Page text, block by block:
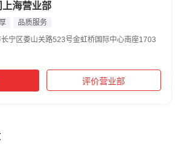
海营业部
品质服务
宁区娄山关路523号金虹桥国际中心南座1703
评价营业部